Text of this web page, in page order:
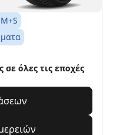
M+S
όλες τις εποχές